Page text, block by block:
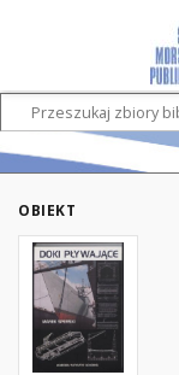
OBIEKT